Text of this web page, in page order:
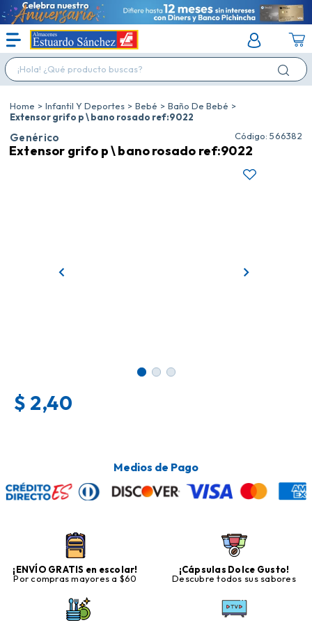
¡Hola! ¿Qué producto buscas?
Infantil Y Deportes Bebé
Baño De Bebé
Extensor grifo p \ bano rosado ref:9022
Genérico : 566382
Extensor grifo p \ bano rosado ref:9022
$ 2,40
Medios de Pago
¡ENVÍO GRATIS en escolar!
Por compras mayores a $60
¡Cápsulas Dolce Gusto!
Descubre todos sus sabores